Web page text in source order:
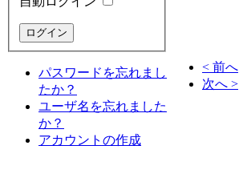
パスワードを忘れまし
たか？
ユーザ名を忘れました
か？
アカウントの作成
< 前へ
次へ >